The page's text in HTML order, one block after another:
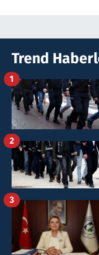
Trend
1
2
3